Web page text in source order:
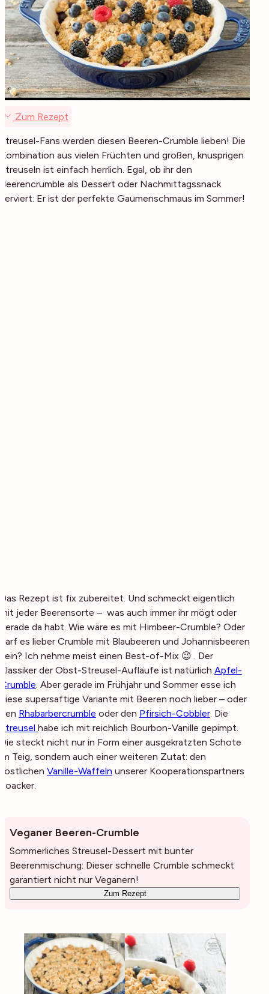
Zum Rezept
Streusel-Fans werden diesen Beeren-Crumble lieben! Die
Kombination aus vielen Früchten und großen, knusprigen
Streuseln ist einfach herrlich. Egal, ob ihr den
Beerencrumble als Dessert oder Nachmittagssnack
serviert: Er ist der perfekte Gaumenschmaus im Sommer!
Das Rezept ist fix zubereitet. Und schmeckt eigentlich
mit jeder Beerensorte – was auch immer ihr mögt oder
gerade da habt. Wie wäre es mit Himbeer-Crumble? Oder
darf es lieber Crumble mit Blaubeeren und Johannisbeeren
sein? Ich nehme meist einen Best-of-Mix 😉 . Der
Klassiker der Obst-Streusel-Aufläufe ist natürlich Apfel-
Crumble. Aber gerade im Frühjahr und Sommer esse ich
diese supersaftige Variante mit Beeren noch lieber – oder
den Rhabarbercrumble oder den Pfirsich-Cobbler. Die
Streusel habe ich mit reichlich Bourbon-Vanille gepimpt.
Die steckt nicht nur in Form einer ausgekratzten Schote
im Teig, sondern auch einer weiteren Zutat: den
köstlichen Vanille-Waffeln unserer Kooperationspartners
Loacker.
Veganer Beeren-Crumble
Sommerliches Streusel-Dessert mit bunter
Beerenmischung: Dieser schnelle Crumble schmeckt
garantiert nicht nur Veganern!
Zum Rezept